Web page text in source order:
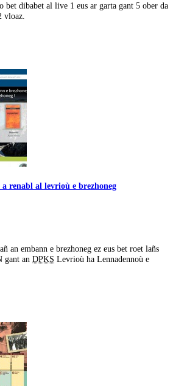
bet dibabet al live 1 eus ar garta gant 5 ober da
vloaz.
renabl al levrioù e brezhoneg
an embann e brezhoneg ez eus bet roet lañs
gant an DPKS Levrioù ha Lennadennoù e